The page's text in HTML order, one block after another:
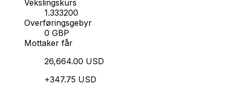
Vekslingskurs
1.333200
Overføringsgebyr
0 GBP
Mottaker får
26,664.00 USD
+347.75 USD